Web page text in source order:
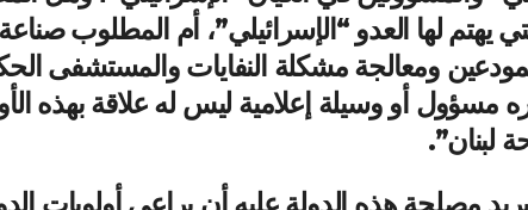
لها العدو “الإسرائيلي”، أم المطلوب صناعة
ومعالجة مشكلة النفايات والمستشفى
مسؤول أو وسيلة إعلامية ليس له علاقة بهذه
لبنان”.